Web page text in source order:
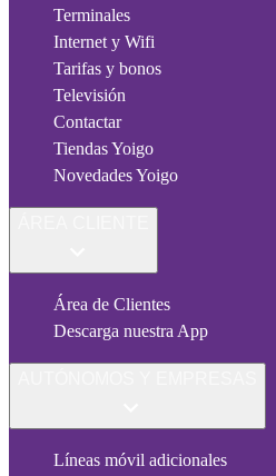
Terminales
Internet y Wifi
Tarifas y bonos
Televisión
Contactar
Tiendas Yoigo
Novedades Yoigo
Área de Clientes
Descarga nuestra App
Líneas móvil adicionales